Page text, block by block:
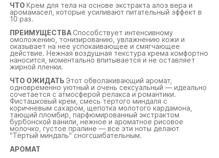
ЧТО Крем для тела на основе экстракта алоэ вера и
аромамасел, которые усиливают питательный эффект в
10 раз.
ПРЕИМУЩЕСТВАСпособствует интенсивному
омоложению, тонизированию, увлажнению кожи и
оказывает на нее успокаивающее и смягчающее
действие. Нежная воздушная текстура крема комфортно
наносится, моментально впитывается и не оставляет
жирной пленки.
ЧТО ОЖИДАТЬ Этот обволакивающий аромат,
одновременно уютный и очень сексуальный — идеально
сочетается с атмосферой релакса и романтики.
Фисташковый крем, смесь тёртого миндаля с
коричневым сахаром, щепотка молотого кардамона,
тающий пломбир, парфюмированный экстрактом
бурбонской ванили, нежное и ароматное рисовое
молочко, густое пралине — все эти ноты делают
"Тёртый миндаль" сногсшибательным.
АРОМАТ